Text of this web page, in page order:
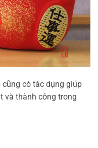
có tác dụng giúp
và thành công trong